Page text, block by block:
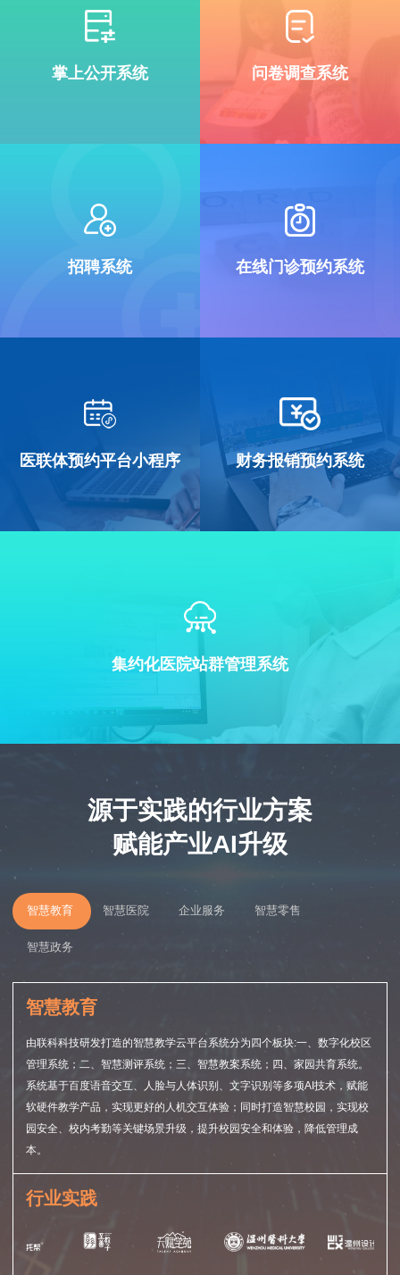
掌上公开系统 问卷调查系统
招聘系统 在线门诊预约系统
医联体预约平台小程序 财务报销预约系统
集约化医院站群管理系统
源于实践的行业方案
赋能产业AI升级
智慧教育 智慧医院 企业服务 智慧零售
智慧政务
智慧教育
由联科科技研发打造的智慧教学云平台系统分为四个板块:一、数字化校区
管理系统；二、智慧测评系统；三、智慧教案系统；四、家园共育系统。
系统基于百度语音交互、人脸与人体识别、文字识别等多项AI技术，赋能
软硬件教学产品，实现更好的人机交互体验；同时打造智慧校园，实现校
园安全、校内考勤等关键场景升级，提升校园安全和体验，降低管理成
本。
行业实践